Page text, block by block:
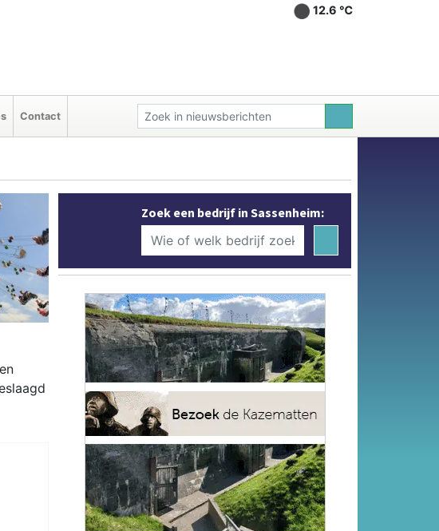
12.6 ℃
Contact
Zoek een bedrijf in Sassenheim: